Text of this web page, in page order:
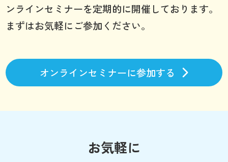
ンラインセミナーを定期的に開催しております。
まずはお気軽にご参加ください。
オンラインセミナーに参加する
お気軽に